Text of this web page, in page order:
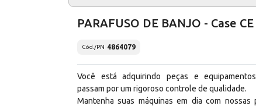
PARAFUSO DE BANJO - Case CE
Cód./PN 4864079
Você está adquirindo peças e
passam por um rigoroso controle de qualidade.
Mantenha suas máquinas em dia com nossas